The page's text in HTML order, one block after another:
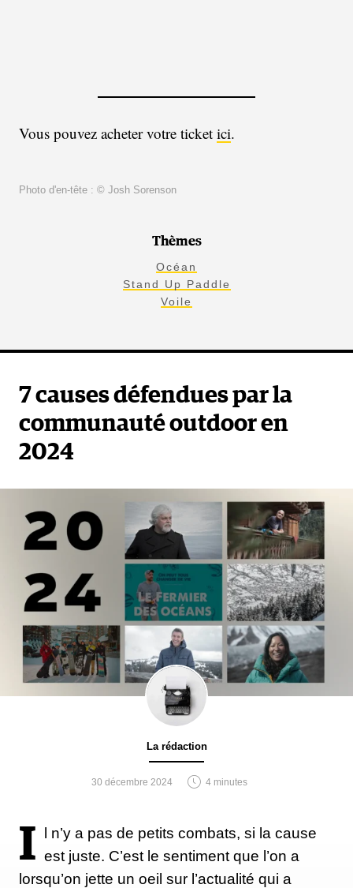
Vous pouvez acheter votre ticket ici.
Photo d'en-tête : © Josh Sorenson
Thèmes
Océan
Stand Up Paddle
Voile
7 causes défendues par la
communauté outdoor en
2024
La rédaction
30 décembre 2024 4 minutes
I
l n’y a pas de petits combats, si la cause
est juste. C’est le sentiment que l’on a
lorsqu’on jette un oeil sur l’actualité qui a